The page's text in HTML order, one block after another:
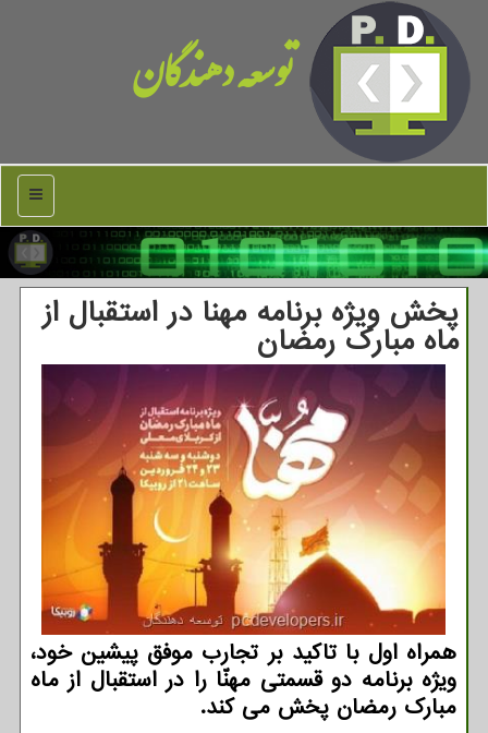
توسعه دهندگان
منو
پخش ویژه برنامه مهنا در استقبال از
ماه مبارك رمضان
همراه اول با تاکید بر تجارب موفق پیشین خود،
ویژه برنامه دو قسمتی مهنّا را در استقبال از ماه
مبارک رمضان پخش می کند.